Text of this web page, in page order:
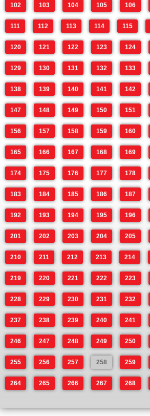
102 103 104 105 106
111 112 113 114 115
120 121 122 123 124
129 130 131 132 133
138 139 140 141 142
147 148 149 150 151
156 157 158 159 160
165 166 167 168 169
174 175 176 177 178
183 184 185 186 187
192 193 194 195 196
201 202 203 204 205
210 211 212 213 214
219 220 221 222 223
228 229 230 231 232
237 238 239 240 241
246 247 248 249 250
255 256 257 258 259
264 265 266 267 268